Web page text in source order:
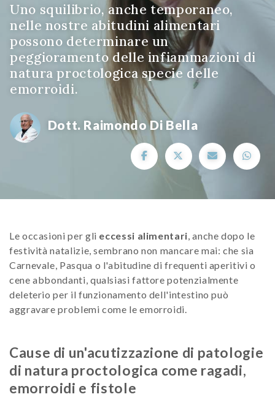
Uno squilibrio, anche temporaneo,
nelle nostre abitudini alimentari
possono determinare un
peggioramento delle infiammazioni di
natura proctologica specie delle
emorroidi.
Dott. Raimondo Di Bella
Le occasioni per gli eccessi alimentari, anche dopo le
festività natalizie, sembrano non mancare mai: che sia
Carnevale, Pasqua o l'abitudine di frequenti aperitivi o
cene abbondanti, qualsiasi fattore potenzialmente
deleterio per il funzionamento dell'intestino può
aggravare problemi come le emorroidi.
Cause di un'acutizzazione di patologie
di natura proctologica come ragadi,
emorroidi e fistole